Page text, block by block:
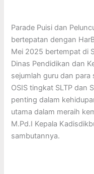
Parade Puisi dan
bertepatan dengan
Mei 2025 bertempat di
Dinas Pendidikan dan
sejumlah guru dan para
OSIS tingkat SLTP dan
penting dalam
utama dalam meraih
M.Pd.I Kepala
sambutannya.